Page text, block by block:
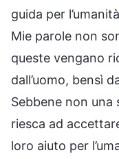
guida per
Mie parole non
queste vengano
dall’uomo, bensì
Sebbene non una
riesca ad
loro aiuto per